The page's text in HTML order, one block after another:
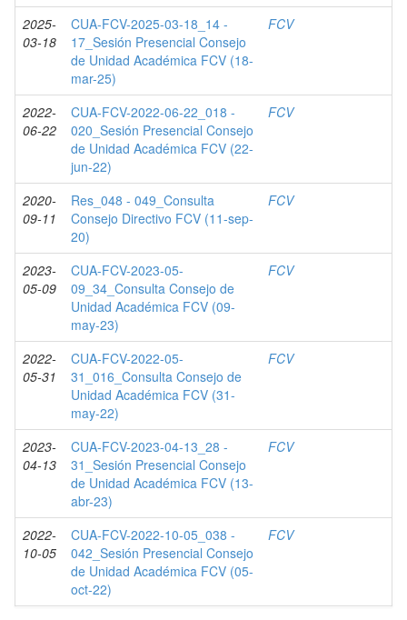
2025-
03-18
CUA-FCV-2025-03-18_14 -
17_Sesión Presencial Consejo
de Unidad Académica FCV (18-
mar-25)
FCV
2022-
06-22
CUA-FCV-2022-06-22_018 -
020_Sesión Presencial Consejo
de Unidad Académica FCV (22-
jun-22)
FCV
2020-
09-11
Res_048 - 049_Consulta
Consejo Directivo FCV (11-sep-
20)
FCV
2023-
05-09
CUA-FCV-2023-05-
09_34_Consulta Consejo de
Unidad Académica FCV (09-
may-23)
FCV
2022-
05-31
CUA-FCV-2022-05-
31_016_Consulta Consejo de
Unidad Académica FCV (31-
may-22)
FCV
2023-
04-13
CUA-FCV-2023-04-13_28 -
31_Sesión Presencial Consejo
de Unidad Académica FCV (13-
abr-23)
FCV
2022-
10-05
CUA-FCV-2022-10-05_038 -
042_Sesión Presencial Consejo
de Unidad Académica FCV (05-
oct-22)
FCV